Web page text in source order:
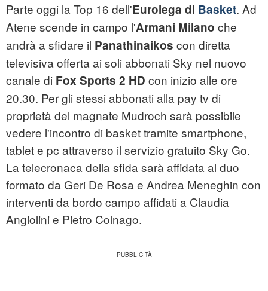
Parte oggi la Top 16 dell'Eurolega di Basket. Ad
Atene scende in campo l'Armani Milano che
andrà a sfidare il Panathinaikos con diretta
televisiva offerta ai soli abbonati Sky nel nuovo
canale di Fox Sports 2 HD con inizio alle ore
20.30. Per gli stessi abbonati alla pay tv di
proprietà del magnate Mudroch sarà possibile
vedere l'incontro di basket tramite smartphone,
tablet e pc attraverso il servizio gratuito Sky Go.
La telecronaca della sfida sarà affidata al duo
formato da Geri De Rosa e Andrea Meneghin con
interventi da bordo campo affidati a Claudia
Angiolini e Pietro Colnago.